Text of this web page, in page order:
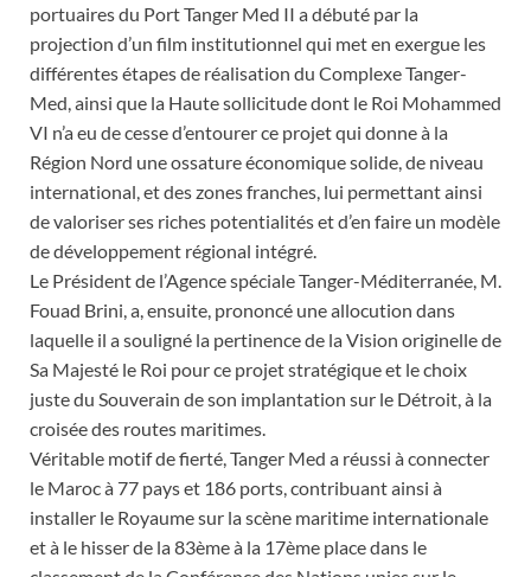
portuaires du Port Tanger Med II a débuté par la
projection d’un film institutionnel qui met en exergue les
différentes étapes de réalisation du Complexe Tanger-
Med, ainsi que la Haute sollicitude dont le Roi Mohammed
VI n’a eu de cesse d’entourer ce projet qui donne à la
Région Nord une ossature économique solide, de niveau
international, et des zones franches, lui permettant ainsi
de valoriser ses riches potentialités et d’en faire un modèle
de développement régional intégré.
Le Président de l’Agence spéciale Tanger-Méditerranée, M.
Fouad Brini, a, ensuite, prononcé une allocution dans
laquelle il a souligné la pertinence de la Vision originelle de
Sa Majesté le Roi pour ce projet stratégique et le choix
juste du Souverain de son implantation sur le Détroit, à la
croisée des routes maritimes.
Véritable motif de fierté, Tanger Med a réussi à connecter
le Maroc à 77 pays et 186 ports, contribuant ainsi à
installer le Royaume sur la scène maritime internationale
et à le hisser de la 83ème à la 17ème place dans le